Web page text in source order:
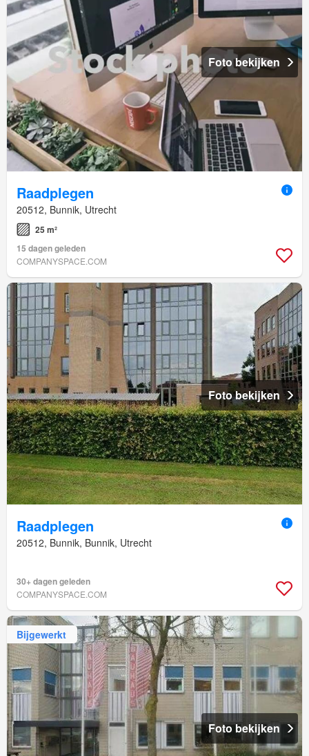
Foto bekijken
Raadplegen
20512, Bunnik, Utrecht
25 m²
15 dagen geleden
COMPANYSPACE.COM
Foto bekijken
Raadplegen
20512, Bunnik, Bunnik, Utrecht
30+ dagen geleden
COMPANYSPACE.COM
Bijgewerkt
Foto bekijken